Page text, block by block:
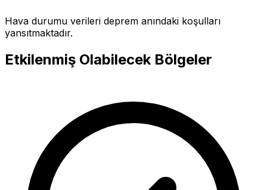
Hava durumu verileri deprem anındaki koşulları
yansıtmaktadır.
Etkilenmiş Olabilecek Bölgeler